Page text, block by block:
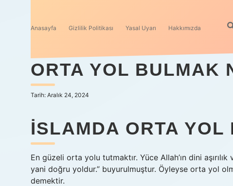
Anasayfa Gizlilik Politikası Yasal Uyarı Hakkımızda
ORTA YOL BULMAK
Tarih: Aralık 24, 2024
İSLAMDA ORTA YOL
En güzeli orta yolu tutmaktır. Yüce Allah’ın dini
yani doğru yoldur.” buyurulmuştur. Öyleyse orta yol
demektir.